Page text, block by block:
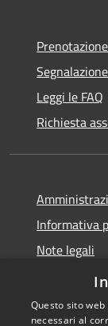
Leggi le FAQ
Richiesta
Informativa
Note legali
Questo sito
necessari al